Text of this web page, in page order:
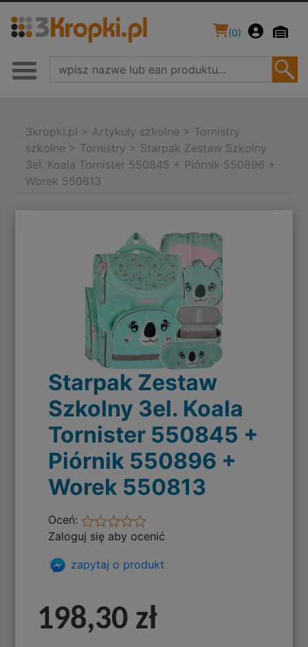
(0)
3kropki.pl > Artykuły szkolne > Tornistry
szkolne > Tornistry > Starpak Zestaw Szkolny
3el. Koala Tornister 550845 + Piórnik 550896 +
Worek 550813
Starpak Zestaw
Szkolny 3el. Koala
Tornister 550845 +
Piórnik 550896 +
Worek 550813
Oceń:
Zaloguj się aby ocenić
zapytaj o produkt
198,30 zł